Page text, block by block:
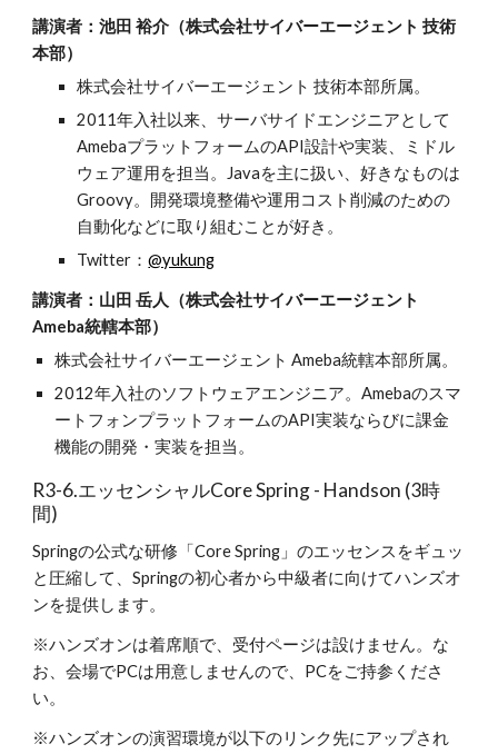
講演者：池田 裕介（株式会社サイバーエージェント 技術
本部）
株式会社サイバーエージェント 技術本部所属。
2011年入社以来、サーバサイドエンジニアとして
AmebaプラットフォームのAPI設計や実装、ミドル
ウェア運用を担当。Javaを主に扱い、好きなものは
Groovy。開発環境整備や運用コスト削減のための
自動化などに取り組むことが好き。
Twitter：@yukung
講演者：山田 岳人（株式会社サイバーエージェント
Ameba統轄本部）
株式会社サイバーエージェント Ameba統轄本部所属。
2012年入社のソフトウェアエンジニア。Amebaのスマ
ートフォンプラットフォームのAPI実装ならびに課金
機能の開発・実装を担当。
R3-6.エッセンシャルCore Spring - Handson (3時
間)
Springの公式な研修「Core Spring」のエッセンスをギュッ
と圧縮して、Springの初心者から中級者に向けてハンズオ
ンを提供します。
※ハンズオンは着席順で、受付ページは設けません。な
お、会場でPCは用意しませんので、PCをご持参くださ
い。
※ハンズオンの演習環境が以下のリンク先にアップされ